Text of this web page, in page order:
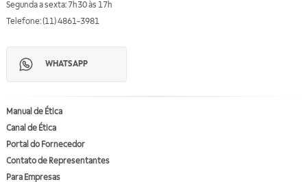
Segunda a sexta: 7h30 às 17h
Telefone: (11) 4861-3981
WHATSAPP
Manual de Ética
Canal de Ética
Portal do Fornecedor
Contato de Representantes
Para Empresas